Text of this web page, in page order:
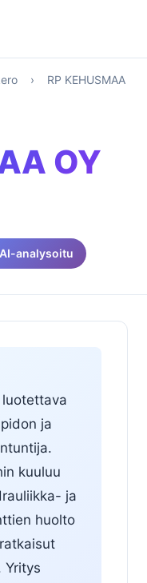
›
RP KEHUSMAA
OY
analysoitu
luotettava
ja
kuuluu
ja
huolto
Yritys